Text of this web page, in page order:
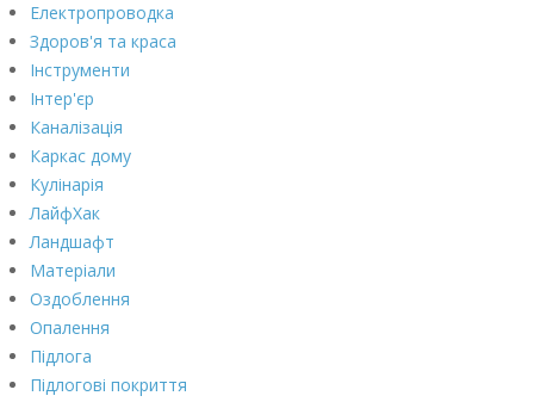
Електропроводка
Здоров'я та краса
Інструменти
Інтер'єр
Каналізація
Каркас дому
Кулінарія
ЛайфХак
Ландшафт
Матеріали
Оздоблення
Опалення
Підлога
Підлогові покриття